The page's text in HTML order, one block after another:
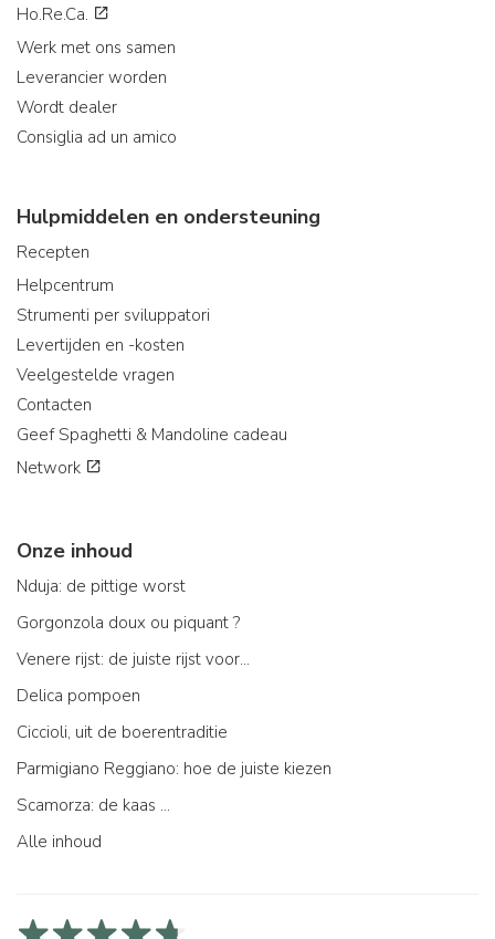
Ho.Re.Ca.
Werk met ons samen
Leverancier worden
Wordt dealer
Consiglia ad un amico
Hulpmiddelen en ondersteuning
Recepten
Helpcentrum
Strumenti per sviluppatori
Levertijden en -kosten
Veelgestelde vragen
Contacten
Geef Spaghetti & Mandoline cadeau
Network
Onze inhoud
Nduja: de pittige worst
Gorgonzola doux ou piquant ?
Venere rijst: de juiste rijst voor...
Delica pompoen
Ciccioli, uit de boerentraditie
Parmigiano Reggiano: hoe de juiste kiezen
Scamorza: de kaas ...
Alle inhoud